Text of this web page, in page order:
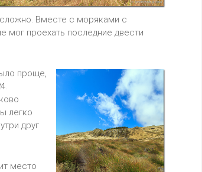
Вместе с моряками с
мог проехать последние двести
проще,
легко
друг
место